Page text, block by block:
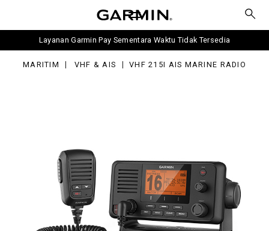
Layanan Garmin Pay Sementara Waktu Tidak Tersedia
MARITIM VHF & AIS VHF 215I AIS MARINE RADIO